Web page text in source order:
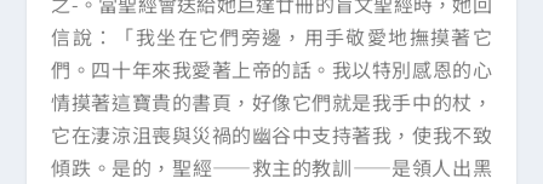
信說：「我坐在它們旁邊，用手敬愛地撫摸著它
們。四十年來我愛著上帝的話。我以特別感恩的心
情摸著這寶貴的書頁，好像它們就是我手中的杖，
它在淒涼沮喪與災禍的幽谷中支持著我，使我不致
傾跌。是的，聖經——救主的教訓——是領人出黑